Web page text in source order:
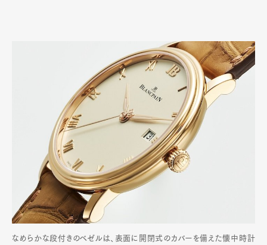
なめらかな段付きのベゼルは、表面に開閉式のカバーを備えた懐中時計